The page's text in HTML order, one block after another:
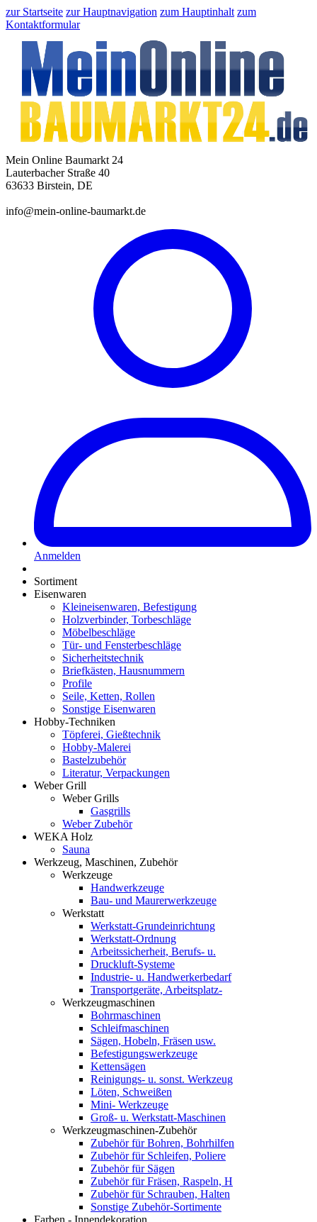
zur Startseite zur Hauptnavigation zum Hauptinhalt zum
Kontaktformular
Mein Online Baumarkt 24
Lauterbacher Straße 40
63633 Birstein, DE
info@mein-online-baumarkt.de
Anmelden
Sortiment
Eisenwaren
Kleineisenwaren, Befestigung
Holzverbinder, Torbeschläge
Möbelbeschläge
Tür- und Fensterbeschläge
Sicherheitstechnik
Briefkästen, Hausnummern
Profile
Seile, Ketten, Rollen
Sonstige Eisenwaren
Hobby-Techniken
Töpferei, Gießtechnik
Hobby-Malerei
Bastelzubehör
Literatur, Verpackungen
Weber Grill
Weber Grills
Gasgrills
Weber Zubehör
WEKA Holz
Sauna
Werkzeug, Maschinen, Zubehör
Werkzeuge
Handwerkzeuge
Bau- und Maurerwerkzeuge
Werkstatt
Werkstatt-Grundeinrichtung
Werkstatt-Ordnung
Arbeitssicherheit, Berufs- u.
Druckluft-Systeme
Industrie- u. Handwerkerbedarf
Transportgeräte, Arbeitsplatz-
Werkzeugmaschinen
Bohrmaschinen
Schleifmaschinen
Sägen, Hobeln, Fräsen usw.
Befestigungswerkzeuge
Kettensägen
Reinigungs- u. sonst. Werkzeug
Löten, Schweißen
Mini- Werkzeuge
Groß- u. Werkstatt-Maschinen
Werkzeugmaschinen-Zubehör
Zubehör für Bohren, Bohrhilfen
Zubehör für Schleifen, Poliere
Zubehör für Sägen
Zubehör für Fräsen, Raspeln, H
Zubehör für Schrauben, Halten
Sonstige Zubehör-Sortimente
Farben - Innendekoration